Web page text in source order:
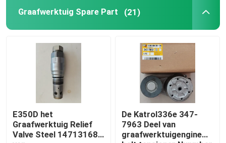
Graafwerktuig Hydraulic Pump
graafmachine afdichtingsset
Diesel Generatordelen
Vorkheftruckvervangstuk
Graafwerktuig Spare Part (21)
E350D het
Graafwerktuig Relief
Valve Steel 14713168
De Katrol336e 347-
7963 Deel van
graafwerktuigengine